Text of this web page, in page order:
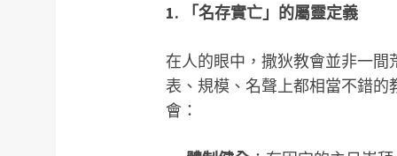
1. 「名存實亡」的屬靈定義
在人的眼中，撒狄教會並非一
表、規模、名聲上都相當不錯
會：